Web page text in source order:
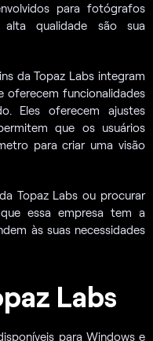
para fotógrafos
qualidade são sua
da Topaz Labs integram
oferecem funcionalidades
Eles oferecem ajustes
que os usuários
para criar uma visão
Topaz Labs ou procurar
essa empresa tem a
às suas necessidades
Labs
para Windows e